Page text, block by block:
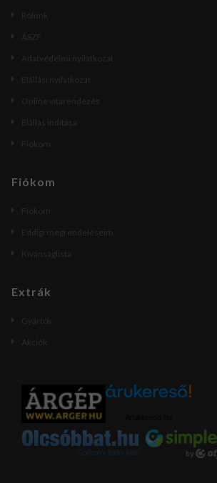
Rólunk
ÁSZF
Adatvédelmi nyilatkozat
Elállási nyilatkozat
Online vitarendezés
Elállás indítása
Fiókom
Fiókom
Fiókom
Eddigi megrendeléseim
Kívánságlista
Extrák
Gyártók
Akciók